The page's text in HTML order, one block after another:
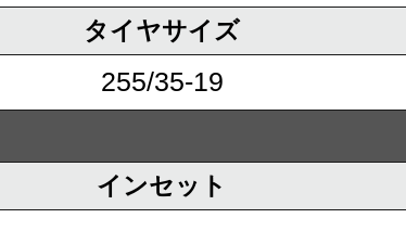
タイヤサイズ
255/35-19
インセット